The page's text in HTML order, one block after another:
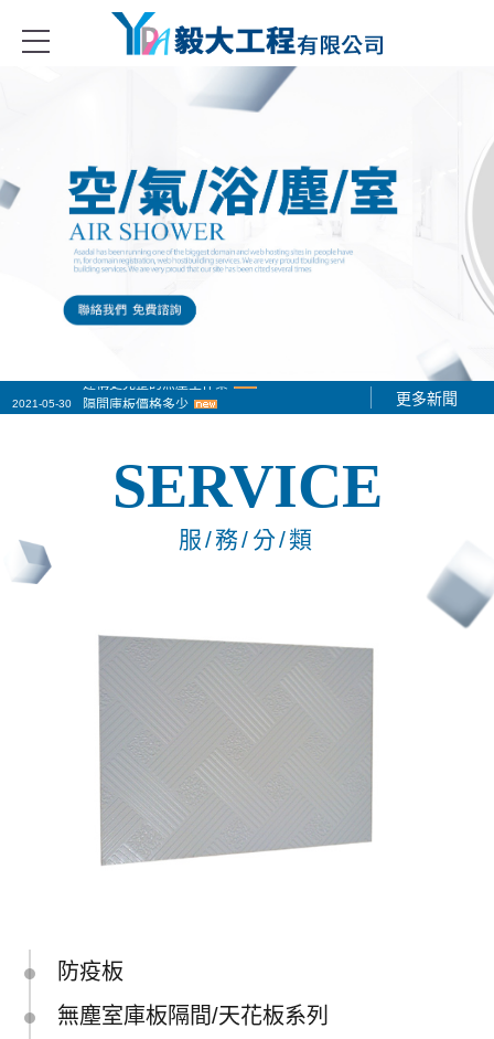
凍冷藏庫、金屬庫板隔間、無塵無菌室隔間系列、庫板門、冷凍
2021-06-01
2021-05-30 隔間庫板價格多少
建構更完整的無塵室作業 更多新聞
SERVICE
服/務/分/類
防疫板
無塵室庫板隔間/天花板系列